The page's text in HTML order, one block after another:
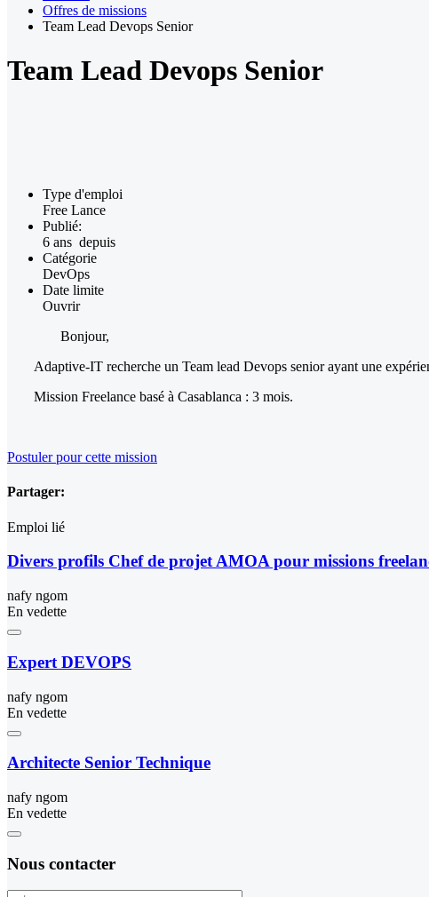
Offres de missions
Team Lead Devops Senior
Team Lead Devops Senior
Type d'emploi
Free Lance
Publié:
6 ans depuis
Catégorie
DevOps
Date limite
Ouvrir
Bonjour,
Adaptive-IT recherche un Team lead Devops senior ayant une
Mission Freelance basé à Casablanca : 3 mois.
Postuler pour cette mission
Partager:
Emploi lié
Divers profils Chef de projet AMOA pour missions
nafy ngom
En vedette
Expert DEVOPS
nafy ngom
En vedette
Architecte Senior Technique
nafy ngom
En vedette
Nous contacter